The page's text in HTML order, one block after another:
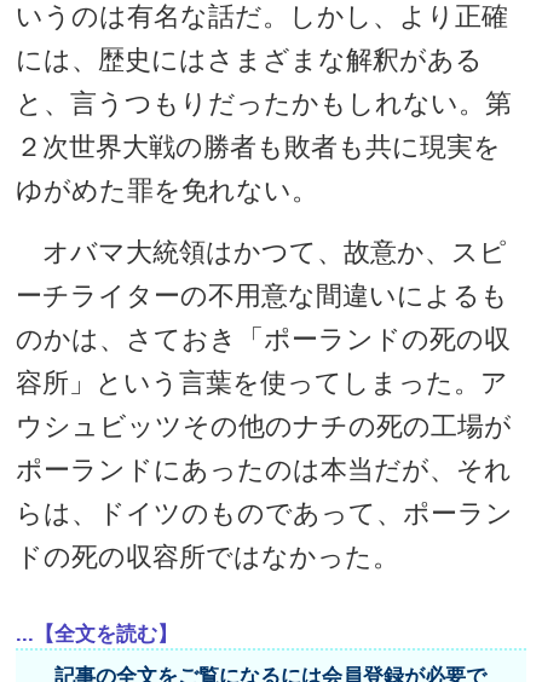
いうのは有名な話だ。しかし、より正確
には、歴史にはさまざまな解釈がある
と、言うつもりだったかもしれない。第
２次世界大戦の勝者も敗者も共に現実を
ゆがめた罪を免れない。
オバマ大統領はかつて、故意か、スピ
ーチライターの不用意な間違いによるも
のかは、さておき「ポーランドの死の収
容所」という言葉を使ってしまった。ア
ウシュビッツその他のナチの死の工場が
ポーランドにあったのは本当だが、それ
らは、ドイツのものであって、ポーラン
ドの死の収容所ではなかった。
...【全文を読む】
記事の全文をご覧になるには会員登録が必要で